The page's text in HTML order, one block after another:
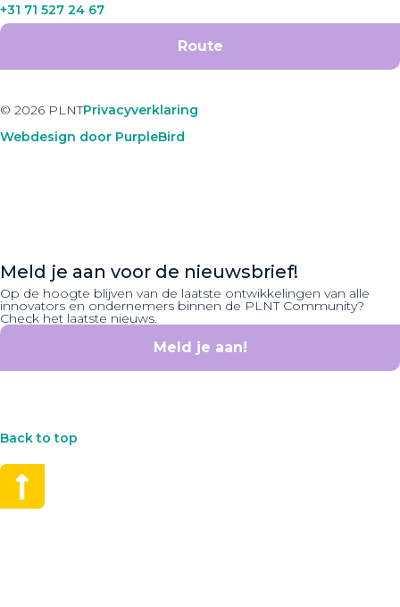
+31 71 527 24 67
Route
© 2026 PLNTPrivacyverklaring
Webdesign door PurpleBird
Meld je aan voor de nieuwsbrief!
Op de hoogte blijven van de laatste ontwikkelingen van alle
innovators en ondernemers binnen de PLNT Community?
Check het laatste nieuws.
Meld je aan!
Back to top